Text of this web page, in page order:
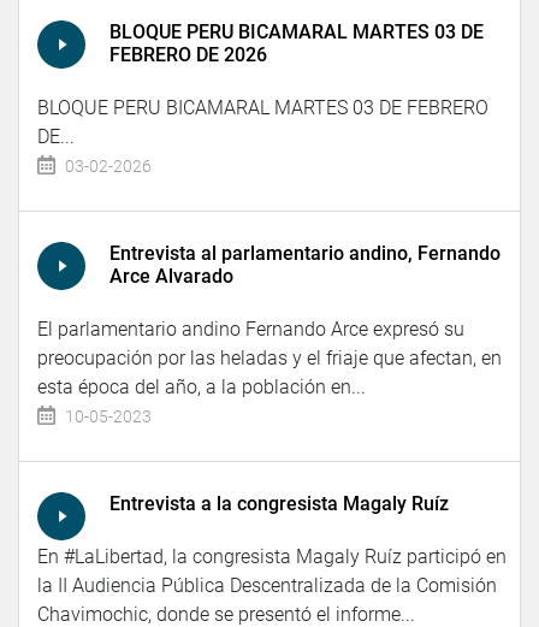
BLOQUE PERU BICAMARAL MARTES 03 DE
FEBRERO DE 2026
BLOQUE PERU BICAMARAL MARTES 03 DE FEBRERO
DE...
03-02-2026
Entrevista al parlamentario andino, Fernando
Arce Alvarado
El parlamentario andino Fernando Arce expresó su
preocupación por las heladas y el friaje que afectan, en
esta época del año, a la población en...
10-05-2023
Entrevista a la congresista Magaly Ruíz
En #LaLibertad, la congresista Magaly Ruíz participó en
la II Audiencia Pública Descentralizada de la Comisión
Chavimochic, donde se presentó el informe...